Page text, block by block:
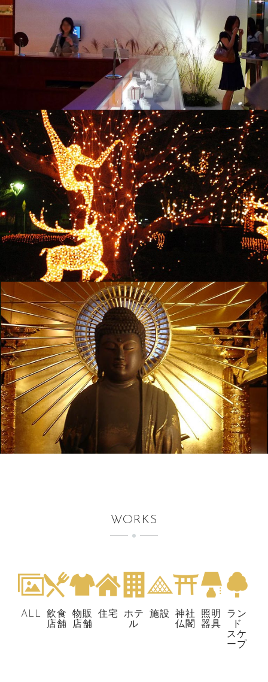
WORKS
ALL
飲食
店舗
物販
店舗
住宅
ホテ
ル
施設
神社
仏閣
照明
器具
ラン
ド
スケ
ープ